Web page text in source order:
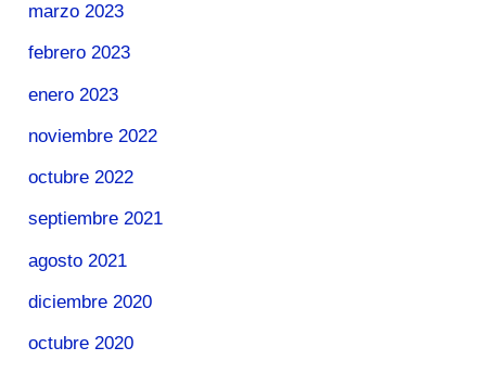
marzo 2023
febrero 2023
enero 2023
noviembre 2022
octubre 2022
septiembre 2021
agosto 2021
diciembre 2020
octubre 2020